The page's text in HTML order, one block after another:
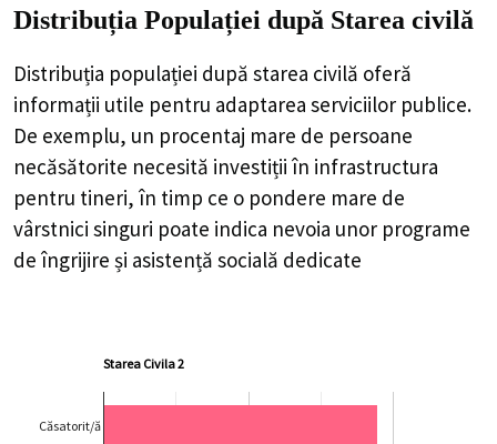
Distribuția Populației după Starea civilă
Distribuția populației după starea civilă oferă
informații utile pentru adaptarea serviciilor publice.
De exemplu, un procentaj mare de persoane
necăsătorite necesită investiții în infrastructura
pentru tineri, în timp ce o pondere mare de
vârstnici singuri poate indica nevoia unor programe
de îngrijire și asistență socială dedicate
Starea Civila 2
Căsatorit/ă